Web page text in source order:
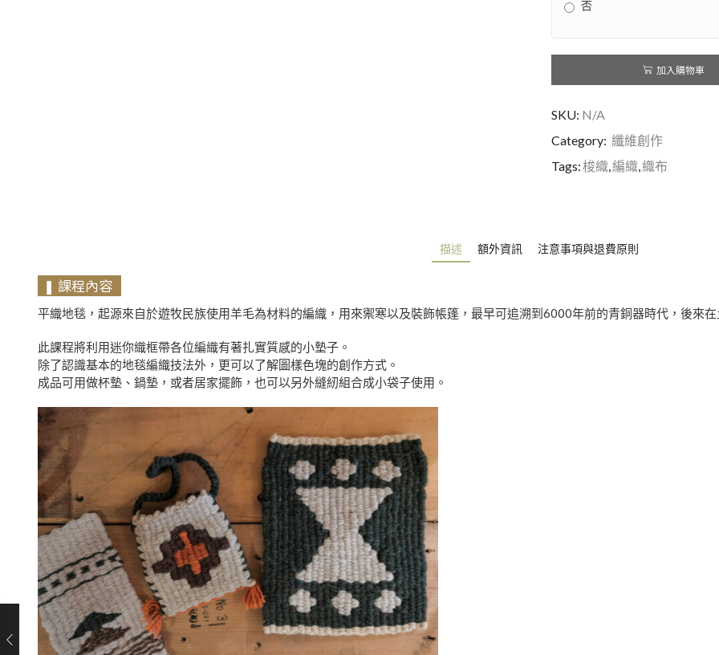
否
加入購物車
SKU: N/A
Category: 纖維創作
Tags:梭織,編織,織布
描述 額外資訊 注意事項與退費原則
❚ 課程內容
平織地毯，起源來自於遊牧民族使用羊毛為材料的編織，用來禦寒以及裝飾帳篷，最早可追溯到6000年前的青銅器時代，後來
此課程將利用迷你織框帶各位編織有著扎實質感的小墊子。
除了認識基本的地毯編織技法外，更可以了解圖樣色塊的創作方式。
成品可用做杯墊、鍋墊，或者居家擺飾，也可以另外縫紉組合成小袋子使用。